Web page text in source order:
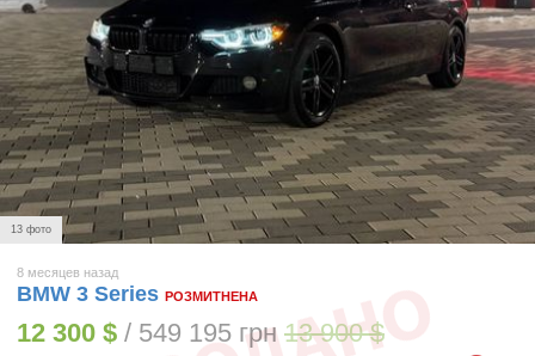
13 фото
8 месяцев назад
BMW 3 Series РОЗМИТНЕНА
12 300 $ / 549 195 грн 13 900 $